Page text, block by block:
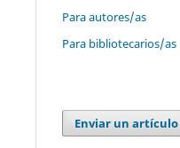
Para autores/as
Para bibliotecarios/as
Enviar un artículo